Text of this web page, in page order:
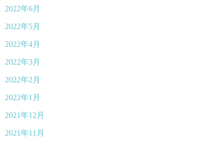
2022年6月
2022年5月
2022年4月
2022年3月
2022年2月
2022年1月
2021年12月
2021年11月